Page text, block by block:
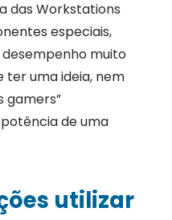
das Workstations
especiais,
muito
ter uma ideia, nem
gamers”
de uma
utilizar